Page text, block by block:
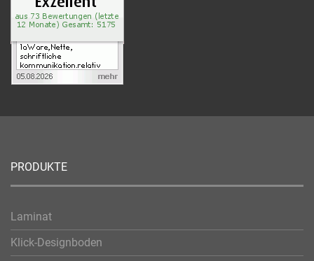
PRODUKTE
Laminat
Klick-Designboden